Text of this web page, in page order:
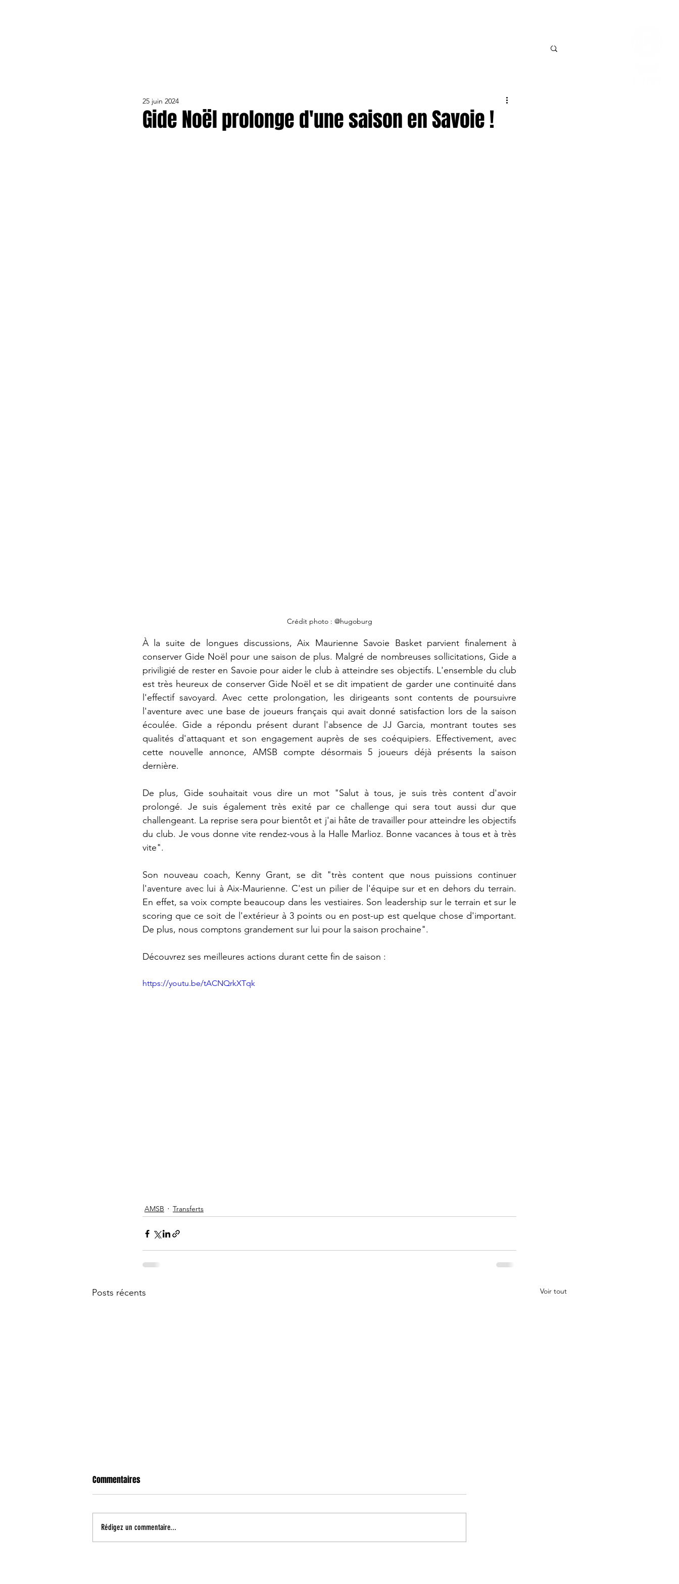
CONTACT
Gide Noël prolonge d'une saison en Savoie !
25 juin 2024
Crédit photo : @hugoburg
À la suite de longues discussions, Aix Maurienne Savoie Basket parvient finalement à
conserver Gide Noël pour une saison de plus. Malgré de nombreuses sollicitations, Gide a
priviligié de rester en Savoie pour aider le club à atteindre ses objectifs. L'ensemble du club
est très heureux de conserver Gide Noël et se dit impatient de garder une continuité dans
l'effectif savoyard. Avec cette prolongation, les dirigeants sont contents de poursuivre
l'aventure avec une base de joueurs français qui avait donné satisfaction lors de la saison
écoulée. Gide a répondu présent durant l'absence de JJ Garcia, montrant toutes ses
qualités d'attaquant et son engagement auprès de ses coéquipiers. Effectivement, avec
cette nouvelle annonce, AMSB compte désormais 5 joueurs déjà présents la saison
dernière.
De plus, Gide souhaitait vous dire un mot "Salut à tous, je suis très content d'avoir
prolongé. Je suis également très exité par ce challenge qui sera tout aussi dur que
challengeant. La reprise sera pour bientôt et j'ai hâte de travailler pour atteindre les objectifs
du club. Je vous donne vite rendez-vous à la Halle Marlioz. Bonne vacances à tous et à très
vite".
Son nouveau coach, Kenny Grant, se dit "très content que nous puissions continuer
l'aventure avec lui à Aix-Maurienne. C'est un pilier de l'équipe sur et en dehors du terrain.
En effet, sa voix compte beaucoup dans les vestiaires. Son leadership sur le terrain et sur le
scoring que ce soit de l'extérieur à 3 points ou en post-up est quelque chose d'important.
De plus, nous comptons grandement sur lui pour la saison prochaine".
Découvrez ses meilleures actions durant cette fin de saison :
https://youtu.be/tACNQrkXTqk
AMSB Transferts
Posts récents Voir tout
Commentaires
Rédigez un commentaire...